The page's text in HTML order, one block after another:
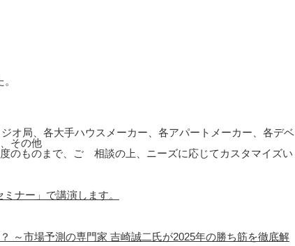
オ局、各大手ハウスメーカー、各アパートメーカー、各デベ
その他
のものまで、ご゙相談の上、ニーズに応じてカスタマイズい
ナー」で講演します。
～市場予測の専門家 吉崎誠二氏が2025年の勝ち筋を徹底解